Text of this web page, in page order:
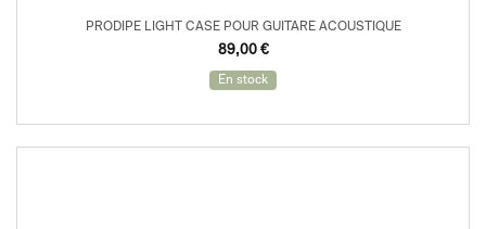
PRODIPE LIGHT CASE POUR GUITARE ACOUSTIQUE
89,00 €
En stock